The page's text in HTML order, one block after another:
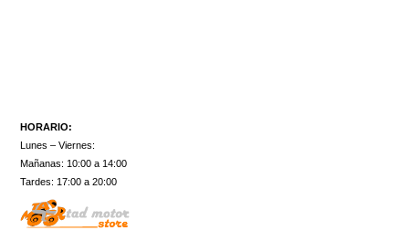
HORARIO:
Lunes – Viernes:
Mañanas: 10:00 a 14:00
Tardes: 17:00 a 20:00